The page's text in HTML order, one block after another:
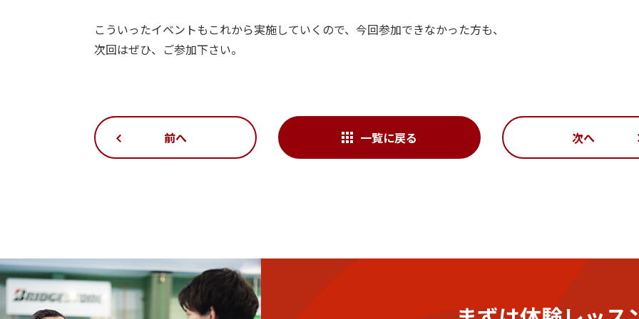
こういったイベントもこれから実施していくので、今回参加できなかった方も、
次回はぜひ、ご参加下さい。
前へ 一覧に戻る 次へ